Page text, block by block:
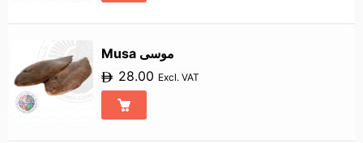
Musa موسى
28.00 Excl. VAT